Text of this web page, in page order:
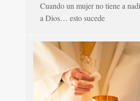
Cuando un mujer no tiene a
a Dios… esto sucede